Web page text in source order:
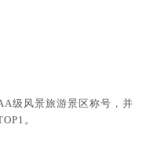
级风景旅游景区称号，并
。